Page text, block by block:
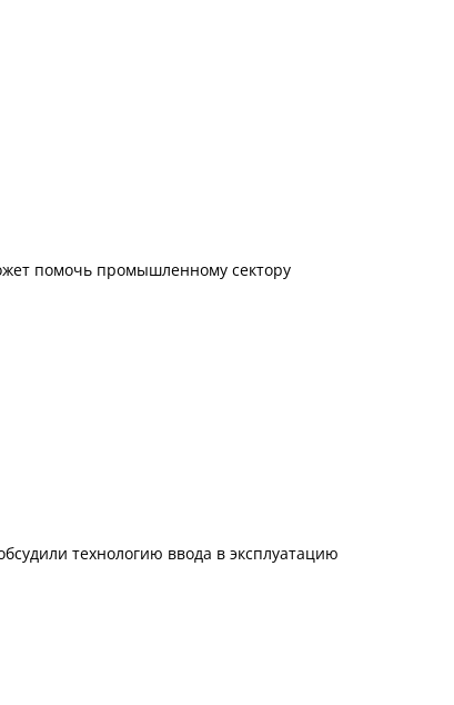
помочь промышленному сектору
технологию ввода в эксплуатацию